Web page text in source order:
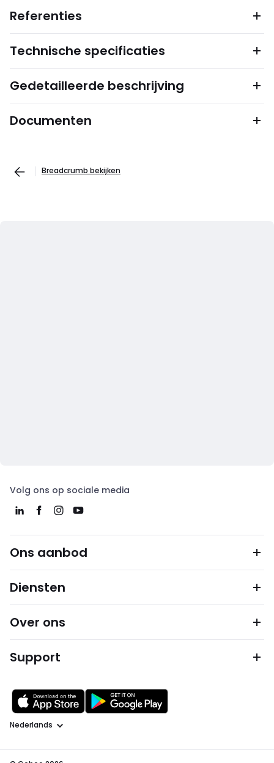
Referenties
Technische specificaties
Gedetailleerde beschrijving
Documenten
Breadcrumb bekijken
Volg ons op sociale media
Ons aanbod
Diensten
Over ons
Support
Taal